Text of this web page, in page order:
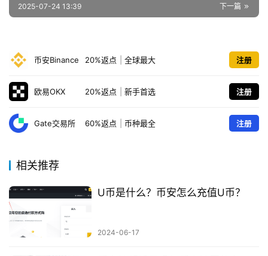
下一篇
2025-07-24 13:39
币安Binance 20%返点 全球最大 注册
欧易OKX 20%返点 新手首选 注册
Gate交易所 60%返点 币种最全 注册
相关推荐
U币是什么？币安怎么充值U币？
2024-06-17